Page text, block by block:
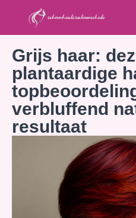
Grijs haar:
plantaardige
verbluffend
resultaat